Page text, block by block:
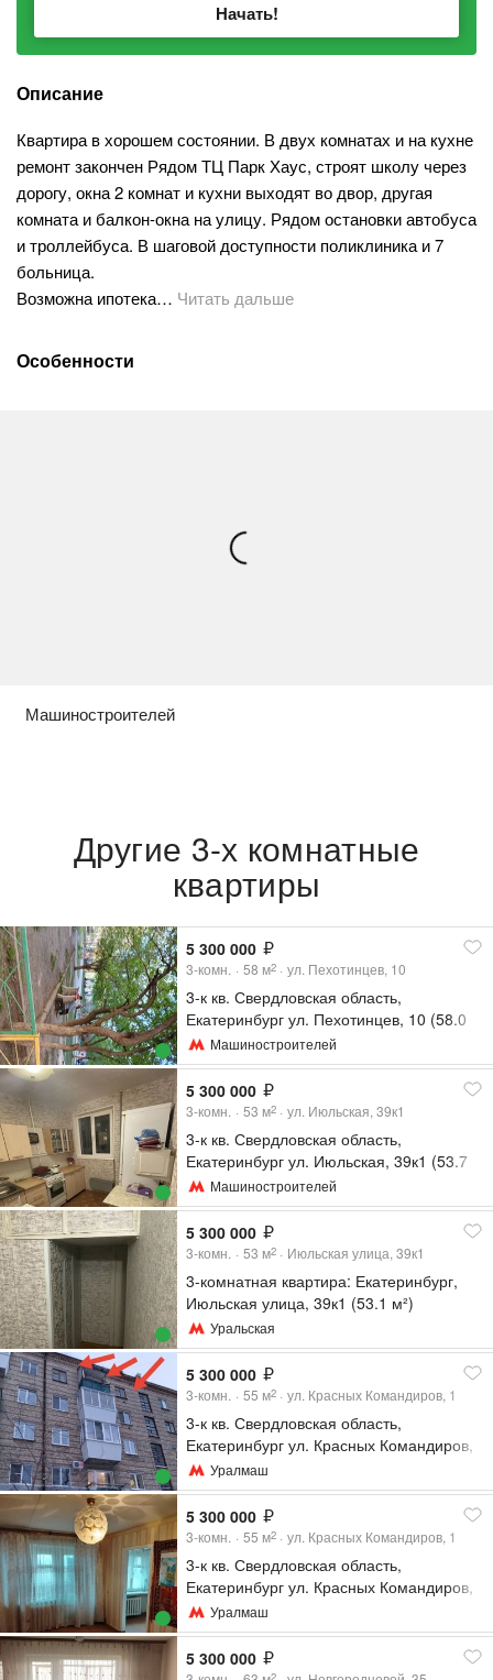
Начать!
Описание
Квартира в хорошем состоянии. В двух комнатах и на кухне
ремонт закончен Рядом ТЦ Парк Хаус, строят школу через
дорогу, окна 2 комнат и кухни выходят во двор, другая
комната и балкон-окна на улицу. Рядом остановки автобуса
и троллейбуса. В шаговой доступности поликлиника и 7
больница.
Возможна ипотека… Читать дальше
Особенности
Машиностроителей
Другие 3-х комнатные
квартиры
5 300 000
3-комн. 58 м2 ул. Пехотинцев, 10
3-к кв. Свердловская область,
Екатеринбург ул. Пехотинцев, 10 (58.0
м²) Машиностроителей
5 300 000
3-комн. 53 м2 ул. Июльская, 39к1
3-к кв. Свердловская область,
Екатеринбург ул. Июльская, 39к1 (53.7
м²) Машиностроителей
5 300 000
3-комн. 53 м2 Июльская улица, 39к1
3-комнатная квартира: Екатеринбург,
Июльская улица, 39к1 (53.1 м²)
Уральская
5 300 000
3-комн. 55 м2 ул. Красных Командиров, 1
3-к кв. Свердловская область,
Екатеринбург ул. Красных Командиров,
1 (55.4 м²)
Уралмаш
5 300 000
3-комн. 55 м2 ул. Красных Командиров, 1
3-к кв. Свердловская область,
Екатеринбург ул. Красных Командиров,
1 (55.4 м²)
Уралмаш
5 300 000